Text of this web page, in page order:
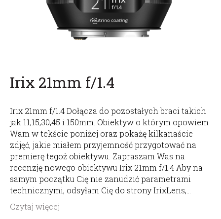
Irix 21mm f/1.4
Irix 21mm f/1.4 Dołącza do pozostałych braci takich
jak 11,15,30,45 i 150mm. Obiektyw o którym opowiem
Wam w tekście poniżej oraz pokażę kilkanaście
zdjęć, jakie miałem przyjemność przygotować na
premierę tegoż obiektywu. Zapraszam Was na
recenzję nowego obiektywu Irix 21mm f/1.4 Aby na
samym początku Cię nie zanudzić parametrami
technicznymi, odsyłam Cię do strony IrixLens,…
Czytaj więcej